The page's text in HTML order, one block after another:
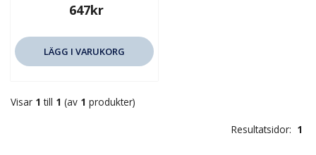
647kr
LÄGG I VARUKORG
Visar 1 till 1 (av 1 produkter)
Resultatsidor: 1